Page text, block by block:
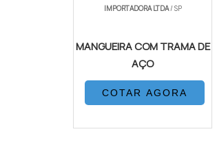
IMPORTADORA LTDA/ SP
MANGUEIRA COM TRAMA DE
AÇO
COTAR AGORA